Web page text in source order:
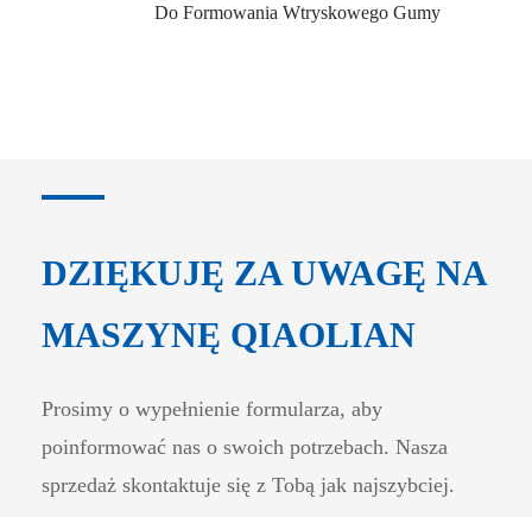
Do Formowania Wtryskowego Gumy
DZIĘKUJĘ ZA UWAGĘ NA
MASZYNĘ QIAOLIAN
Prosimy o wypełnienie formularza, aby
poinformować nas o swoich potrzebach. Nasza
sprzedaż skontaktuje się z Tobą jak najszybciej.